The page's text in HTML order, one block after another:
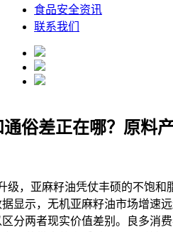
食品安全资讯
联系我们
俗差正在哪？原料
亚麻籽油凭仗丰硕的不饱和
显示，无机亚麻籽油市场增速
分两者现实价值差别。良多消